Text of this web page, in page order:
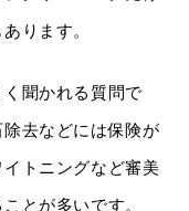
ります。
聞かれる質問で
去などには保険が
トニングなど審美
とが多いです。